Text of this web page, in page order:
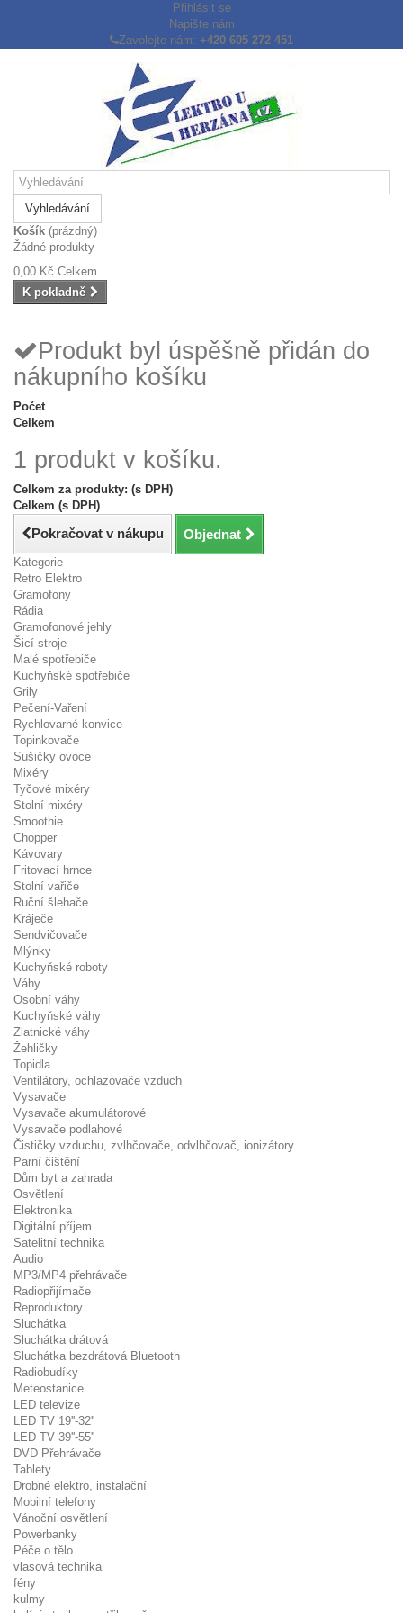
Přihlásit se
Napište nám
Zavolejte nám: +420 605 272 451
Vyhledávání
Košík (prázdný)
Žádné produkty
0,00 Kč Celkem
K pokladně
Produkt byl úspěšně přidán do
nákupního košíku
Počet
Celkem
1 produkt v košíku.
Celkem za produkty: (s DPH)
Celkem (s DPH)
Pokračovat v nákupu Objednat
Kategorie
Retro Elektro
Gramofony
Rádia
Gramofonové jehly
Šicí stroje
Malé spotřebiče
Kuchyňské spotřebiče
Grily
Pečení-Vaření
Rychlovarné konvice
Topinkovače
Sušičky ovoce
Mixéry
Tyčové mixéry
Stolní mixéry
Smoothie
Chopper
Kávovary
Fritovací hrnce
Stolní vařiče
Ruční šlehače
Kráječe
Sendvičovače
Mlýnky
Kuchyňské roboty
Váhy
Osobní váhy
Kuchyňské váhy
Zlatnické váhy
Žehličky
Topidla
Ventilátory, ochlazovače vzduch
Vysavače
Vysavače akumulátorové
Vysavače podlahové
Čističky vzduchu, zvlhčovače, odvlhčovač, ionizátory
Parní čištění
Dům byt a zahrada
Osvětlení
Elektronika
Digitální příjem
Satelitní technika
Audio
MP3/MP4 přehrávače
Radiopřijímače
Reproduktory
Sluchátka
Sluchátka drátová
Sluchátka bezdrátová Bluetooth
Radiobudíky
Meteostanice
LED televize
LED TV 19''-32''
LED TV 39''-55''
DVD Přehrávače
Tablety
Drobné elektro, instalační
Mobilní telefony
Vánoční osvětlení
Powerbanky
Péče o tělo
vlasová technika
fény
kulmy